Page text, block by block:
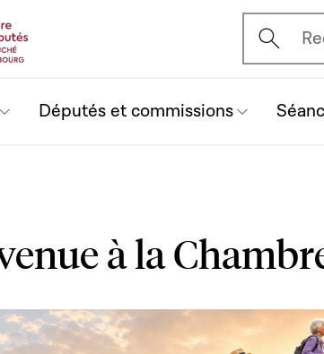
Ouvrir
Députés et commissions
à la